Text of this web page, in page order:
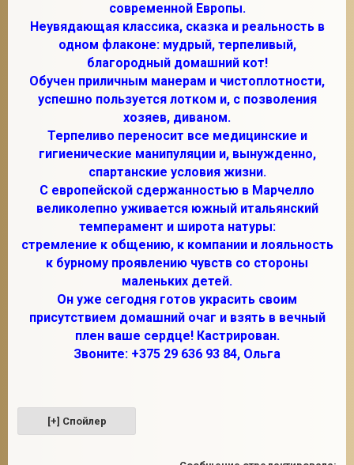
современной Европы.
Неувядающая классика, сказка и реальность в
одном флаконе: мудрый, терпеливый,
благородный домашний кот!
Обучен приличным манерам и чистоплотности,
успешно пользуется лотком и, с позволения
хозяев, диваном.
Терпеливо переносит все медицинские и
гигиенические манипуляции и, вынужденно,
спартанские условия жизни.
С европейской сдержанностью в Марчелло
великолепно уживается южный итальянский
темперамент и широта натуры:
стремление к общению, к компании и лояльность
к бурному проявлению чувств со стороны
маленьких детей.
Он уже сегодня готов украсить своим
присутствием домашний очаг и взять в вечный
плен ваше сердце! Кастрирован.
Звоните: +375 29 636 93 84, Ольга